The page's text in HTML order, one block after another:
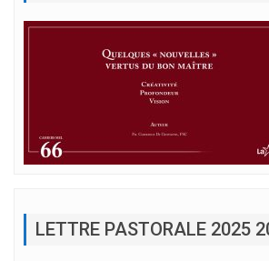
LETTRE PASTORALE 2025